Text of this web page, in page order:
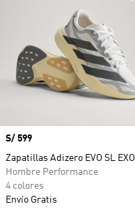
Precio
S/ 599
Zapatillas Adizero EVO SL EXO
Hombre Performance
4 colores
Envío Gratis